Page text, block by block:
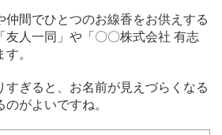
仲間でひとつのお線香をお供えする
友人一同」や「〇〇株式会社 有志
。
すぎると、お名前が見えづらくなる
がよいですね。